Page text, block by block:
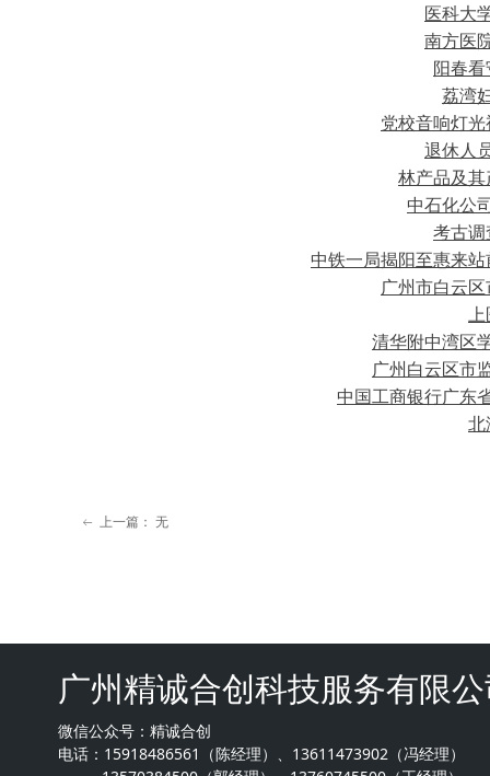
医科大
南方医
阳春
荔湾
党校音响灯
退休人
林产品及
中石化公
考古调
中铁一局揭阳至惠来
广州市白云
清华附中湾区
广州白云区市
中国工商银行广东
北
ꂃ 上一篇： 无
广州精诚合创科技服务有限
微信公众号：精诚合创
电话：15918486561（陈经理）、13611473902（冯经理）